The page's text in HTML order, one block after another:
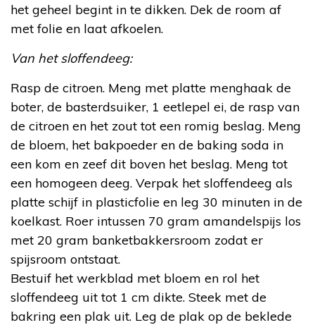
het geheel begint in te dikken. Dek de room af
met folie en laat afkoelen.
Van het sloffendeeg:
Rasp de citroen. Meng met platte menghaak de
boter, de basterdsuiker, 1 eetlepel ei, de rasp van
de citroen en het zout tot een romig beslag. Meng
de bloem, het bakpoeder en de baking soda in
een kom en zeef dit boven het beslag. Meng tot
een homogeen deeg. Verpak het sloffendeeg als
platte schijf in plasticfolie en leg 30 minuten in de
koelkast. Roer intussen 70 gram amandelspijs los
met 20 gram banketbakkersroom zodat er
spijsroom ontstaat.
Bestuif het werkblad met bloem en rol het
sloffendeeg uit tot 1 cm dikte. Steek met de
bakring een plak uit. Leg de plak op de beklede